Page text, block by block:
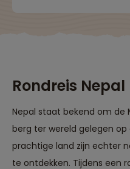
Rondreis Nepal
Nepal staat bekend om de
berg ter wereld gelegen
prachtige land zijn echter
te ontdekken. Tijdens een